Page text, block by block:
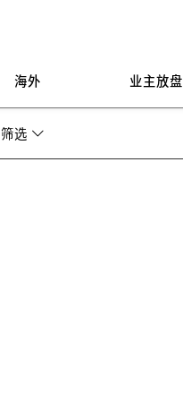
海外 业主放盘
筛选